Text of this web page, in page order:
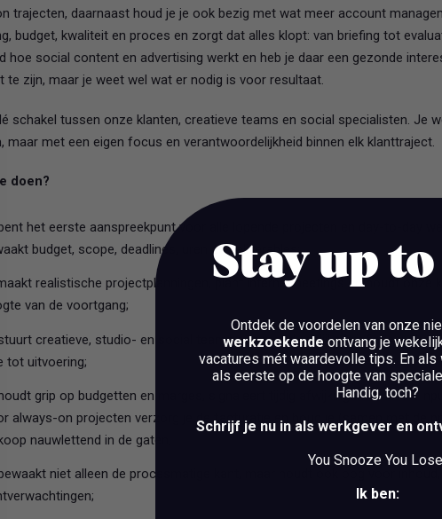
trajecten, daarnaast houd je je ook bezig met wat meer account
budget, kwaliteit en proces en zorgt dat alles klopt: van briefing tot
hoe social content en advertising werkt en heb je daar een gezonde
te zijn, maar je weet wel wat er nodig is voor resultaat.
schakel tussen onze klanten, creatieve teams en social specialisten. Je
maar met een eigen focus en verantwoordelijkheid binnen elk klanttraject.
doen?
het eerste aanspreekpunt voor alle lopende projecten en day-to-day
budget, scope, deadlines, uren en deliverables;
realistische projectplanningen, plant interne meetings en houdt onze
van de voortgang;
creatieve, studio- en social teams aan met duidelijke briefings en
tot uitvoering;
grip op budgetten en marges, signaleert tijdig afwijkingen en levert
always-on projecten verzorg je de facturatie en houd je (samen met de
nauwlettend in de gaten;
niet alleen de procesmatige kant, maar houdt ook oog voor inhoud,
Stay up
Ontdek de voordelen van onze
werkzoekende ontvang je
vacatures mét waardevolle tips. En als
als eerste op de hoogte van
Handig, toch?
Schrijf je nu in als werkgever en
You Snooze You
Ik ben: